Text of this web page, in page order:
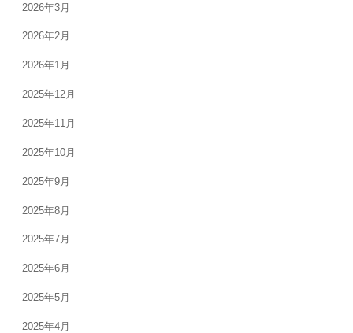
2026年3月
2026年2月
2026年1月
2025年12月
2025年11月
2025年10月
2025年9月
2025年8月
2025年7月
2025年6月
2025年5月
2025年4月